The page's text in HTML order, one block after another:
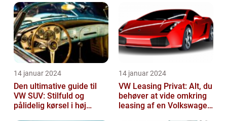
14 januar 2024
Den ultimative guide til
VW SUV: Stilfuld og
pålidelig kørsel i høj
14 januar 2024
VW Leasing Privat: Alt, du
behøver at vide omkring
leasing af en Volkswagen